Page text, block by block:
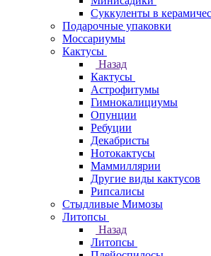
Суккуленты в
Подарочные упаковки
Моссариумы
Кактусы
Назад
Кактусы
Астрофитумы
Гимнокалициумы
Опунции
Ребуции
Декабристы
Нотокактусы
Маммиллярии
Другие виды кактусов
Рипсалисы
Стыдливые Мимозы
Литопсы
Назад
Литопсы